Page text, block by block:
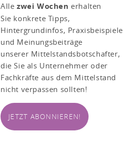
Alle zwei Wochen erhalten
Sie konkrete Tipps,
Hintergrundinfos, Praxisbeispiele
und Meinungsbeiträge
unserer Mittelstandsbotschafter,
die Sie als Unternehmer oder
Fachkräfte aus dem Mittelstand
nicht verpassen sollten!
JETZT ABONNIEREN!